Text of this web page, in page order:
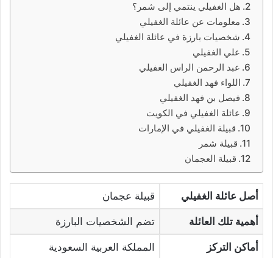
هل الغفيلي ينتمي إلى شمر؟
معلومات عن عائلة الغفيلي
شخصيات بارزة في عائلة الغفيلي
علي الغفيلي
عبد الرحمن الراس الغفيلي
اللواء فهد الغفيلي
فيصل بن فهد الغفيلي
عائلة الغفيلي في الكويت
قبيلة الغفيلي في الإمارات
قبيلة شمر
قبيلة العجمان
أصل عائلة الغفيلي قبيلة عجمان
أهمية تلك العائلة تضم الشخصيات البارزة
أماكن التركز المملكة العربية السعودية